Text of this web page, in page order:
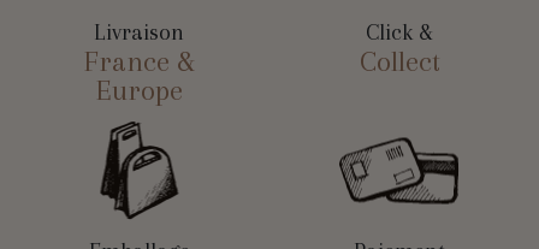
Livraison
France &
Europe
Click &
Collect